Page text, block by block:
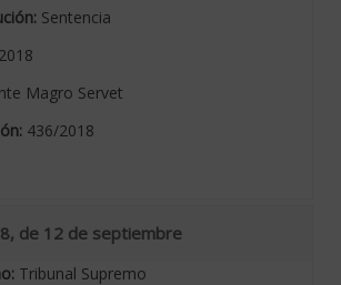
Sentencia
Magro Servet
436/2018
de 12 de septiembre
Tribunal Supremo